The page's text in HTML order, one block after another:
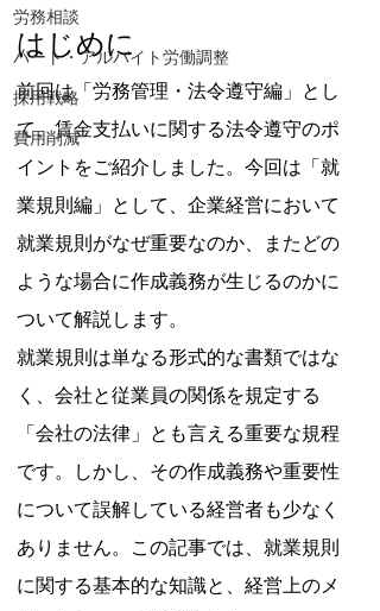
弊社が掲載されました！
「あるバイ」は無料掲載(2025年6月現在)、採用
しても費用が掛からない媒体です。
​是非、ご活用ください！！
【あるバイ関東版】アルバイト・バイト・パー
トの求人・仕事を探そう！アルバイト情報はこ
こに【あるバイ】
労務相談
パート・アルバイト労働調整
採用戦略
費用削減
はじめに
前回は「労務管理・法令遵守編」とし
て、賃金支払いに関する法令遵守のポ
イントをご紹介しました。今回は「就
業規則編」として、企業経営において
就業規則がなぜ重要なのか、またどの
ような場合に作成義務が生じるのかに
ついて解説します。
就業規則は単なる形式的な書類ではな
く、会社と従業員の関係を規定する
「会社の法律」とも言える重要な規程
です。しかし、その作成義務や重要性
について誤解している経営者も少なく
ありません。この記事では、就業規則
に関する基本的な知識と、経営上のメ